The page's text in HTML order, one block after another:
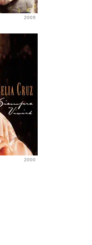
2009
2000